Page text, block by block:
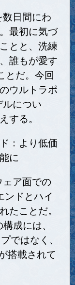
日間にわ
最初に気づ
とと、洗練
誰もが愛す
とだ。今回
ウルトラポ
につい
する。
：より低価
に
ア面での
ンドとハイ
たことだ。
成には、
ではなく、
搭載されて